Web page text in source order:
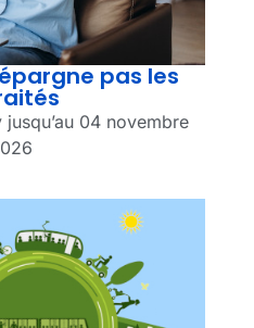
pas les
04 novembre